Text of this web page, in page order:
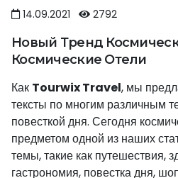
14.09.2021 2792
Новый Тренд
Космические Отели
Как Tourwix Travel, мы
тексты по многим различным
повесткой дня. Сегодня
предметом одной из наших
темы, такие как путешествия,
гастрономия, повестка дня,